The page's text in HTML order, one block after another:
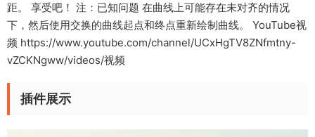
距。 享受吧！ 注：已知问题 在曲线上可能存在未对齐的情况
下，然后使用交换的曲线起点和终点重新绘制曲线。 YouTube视
频 https://www.youtube.com/channel/UCxHgTV8ZNfmtny-
vZCKNgww/videos/视频
插件展示